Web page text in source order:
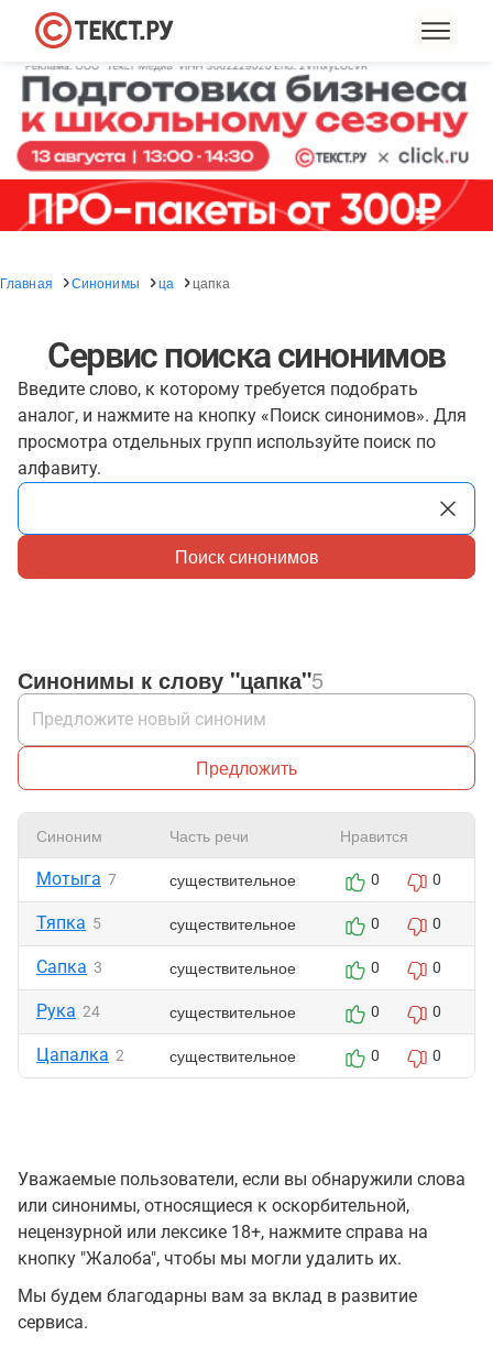
Главная Синонимы ца цапка
Сервис поиска синонимов
Введите слово, к которому требуется подобрать
аналог, и нажмите на кнопку «Поиск синонимов». Для
просмотра отдельных групп используйте поиск по
алфавиту.
Поиск синонимов
Синонимы к слову "цапка"5
Предложить
Синоним Часть речи Нравится
Мотыга 7 существительное 0 0
Тяпка 5 существительное 0 0
Сапка 3 существительное 0 0
Рука 24 существительное 0 0
Цапалка 2 существительное 0 0
Уважаемые пользователи, если вы обнаружили слова
или синонимы, относящиеся к оскорбительной,
нецензурной или лексике 18+, нажмите справа на
кнопку "Жалоба", чтобы мы могли удалить их.
Мы будем благодарны вам за вклад в развитие
сервиса.